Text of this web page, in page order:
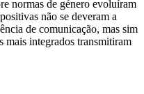
normas de género evoluíram
não se deveram a
de comunicação, mas sim
mais integrados transmitiram